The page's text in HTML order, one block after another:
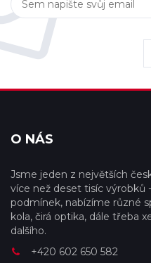
O NÁS
Jsme jeden z největších
více než deset tisíc výrobků
podmínek, nabízíme různé
kola, čirá optika, dále třeba
dalšího.
+420 602 650 582